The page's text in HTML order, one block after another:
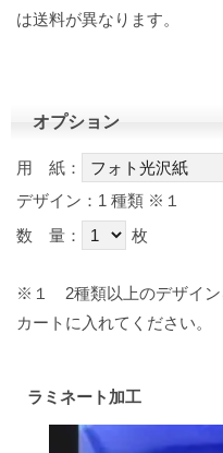
は送料が異なります。
オプション
用 紙：
デザイン：1 種類 ※１
数 量：
枚
※１
2種類以上のデザイン
カートに入れてください。
ラミネート加工